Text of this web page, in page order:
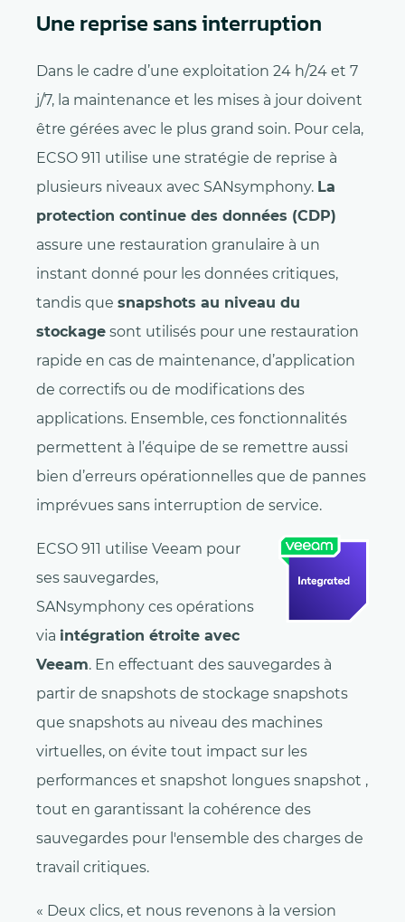
Une reprise sans interruption
Dans le cadre d’une exploitation 24 h/24 et 7
j/7, la maintenance et les mises à jour doivent
être gérées avec le plus grand soin. Pour cela,
ECSO 911 utilise une stratégie de reprise à
plusieurs niveaux avec SANsymphony. La
protection continue des données (CDP)
assure une restauration granulaire à un
instant donné pour les données critiques,
tandis que snapshots au niveau du
stockage sont utilisés pour une restauration
rapide en cas de maintenance, d’application
de correctifs ou de modifications des
applications. Ensemble, ces fonctionnalités
permettent à l’équipe de se remettre aussi
bien d’erreurs opérationnelles que de pannes
imprévues sans interruption de service.
ECSO 911 utilise Veeam pour
ses sauvegardes,
SANsymphony ces opérations
via intégration étroite avec
Veeam. En effectuant des sauvegardes à
partir de snapshots de stockage snapshots
que snapshots au niveau des machines
virtuelles, on évite tout impact sur les
performances et snapshot longues snapshot ,
tout en garantissant la cohérence des
sauvegardes pour l'ensemble des charges de
travail critiques.
« Deux clics, et nous revenons à la version